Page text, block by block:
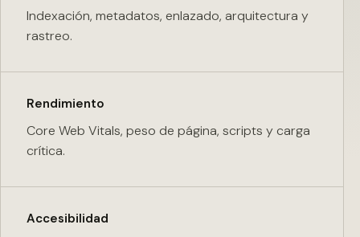
Indexación, metadatos, enlazado, arquitectura y
rastreo.
Rendimiento
Core Web Vitals, peso de página, scripts y carga
crítica.
Accesibilidad